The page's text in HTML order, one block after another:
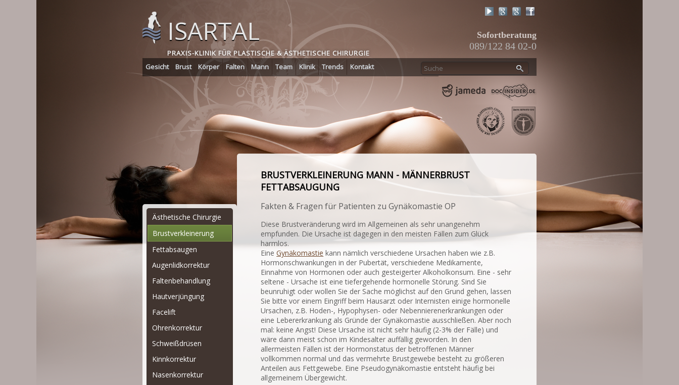
ISARTAL
PRAXIS-KLINIK FÜR PLASTISCHE & ÄSTHETISCHE CHIRURGIE
Sofortberatung
089/122 84 02-0
Gesicht Brust Körper Falten Mann Team Klinik Trends Kontakt
Ästhetische Chirurgie
Brustverkleinerung
Fettabsaugen
Augenlidkorrektur
Faltenbehandlung
Hautverjüngung
Facelift
Ohrenkorrektur
Schweißdrüsen
Kinnkorrektur
Nasenkorrektur
BRUSTVERKLEINERUNG MANN - MÄNNERBRUST
FETTABSAUGUNG
Fakten & Fragen für Patienten zu Gynäkomastie OP
Diese Brustveränderung wird im Allgemeinen als sehr unangenehm
empfunden. Die Ursache ist dagegen in den meisten Fällen zum Glück
harmlos.
EineGynäkomastie kann nämlich verschiedene Ursachen haben wie z.B.
Hormonschwankungen in der Pubertät, verschiedene Medikamente,
Einnahme von Hormonen oder auch gesteigerter Alkoholkonsum. Eine - sehr
seltene - Ursache ist eine tiefergehende hormonelle Störung. Sind Sie
beunruhigt oder wollen Sie der Sache möglichst auf den Grund gehen, lassen
Sie bitte vor einem Eingriff beim Hausarzt oder Internisten einige hormonelle
Ursachen, z.B. Hoden-, Hypophysen- oder Nebennierenerkrankungen oder
eine Lebererkrankung als Gründe der Gynäkomastie ausschließen. Aber noch
mal: keine Angst! Diese Ursache ist nicht sehr häufig (2-3% der Fälle) und
wäre dann meist schon im Kindesalter auffällig geworden. In den
allermeisten Fällen ist der Hormonstatus der betroffenen Männer
vollkommen normal und das vermehrte Brustgewebe besteht zu größeren
Anteilen aus Fettgewebe. Eine Pseudogynäkomastie entsteht häufig bei
allgemeinem Übergewicht.